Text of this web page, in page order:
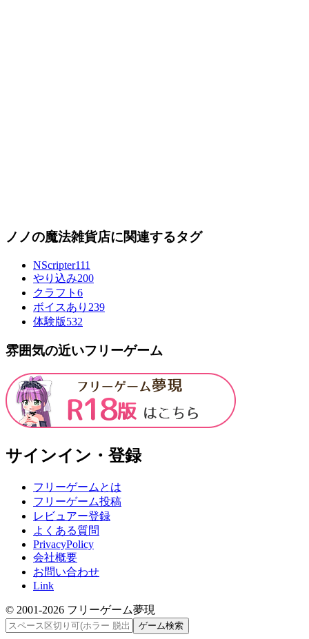
ノノの魔法雑貨店に関連するタグ
NScripter111
やり込み200
クラフト 6
ボイスあり 239
体験版532
雰囲気の近いフリーゲーム
サインイン・登録
フリーゲームとは
フリーゲーム投稿
レビュアー登録
よくある質問
PrivacyPolicy
会社概要
お問い合わせ
Link
© 2001-2026 フリーゲーム夢現